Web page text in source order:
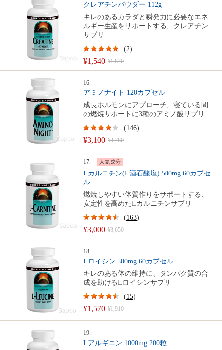
クレアチンパウダー 112g
キレのあるカラダと瞬発力に必要なエネ
ルギー生産をサポートする、クレアチン
サプリ
¥1,540 ¥1,870
(2)
16.
アミノナイト 120カプセル
成長ホルモンにアプローチ、寝ている間
の燃焼サポートに3種のアミノ酸サプリ
¥3,100 ¥3,780
(146)
17. 人気成分
Lカルニチン(L酒石酸塩) 500mg 60カプセ
ル
燃焼しやすい体質作りをサポートする、
安定性を高めたLカルニチンサプリ
¥3,000 ¥3,650
(163)
18.
Lロイシン 500mg 60カプセル
キレのある体の維持に、タンパク質の合
成を助けるLロイシンサプリ
¥1,570 ¥1,910
(15)
19.
Lアルギニン 1000mg 200粒